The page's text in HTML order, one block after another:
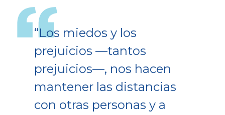
“Los miedos y los
prejuicios —tantos
prejuicios—, nos hacen
mantener las distancias
con otras personas y a